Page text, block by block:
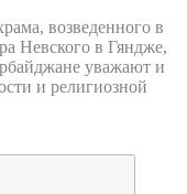
возведенного в
Невского в Гяндже,
уважают и
и религиозной